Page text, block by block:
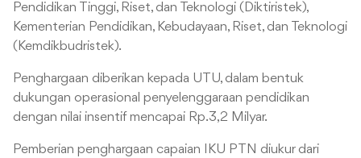
Pendidikan Tinggi, Riset, dan Teknologi (Diktiristek),
Kementerian Pendidikan, Kebudayaan, Riset, dan Teknologi
(Kemdikbudristek).
Penghargaan diberikan kepada UTU, dalam bentuk
dukungan operasional penyelenggaraan pendidikan
dengan nilai insentif mencapai Rp.3,2 Milyar.
Pemberian penghargaan capaian IKU PTN diukur dari